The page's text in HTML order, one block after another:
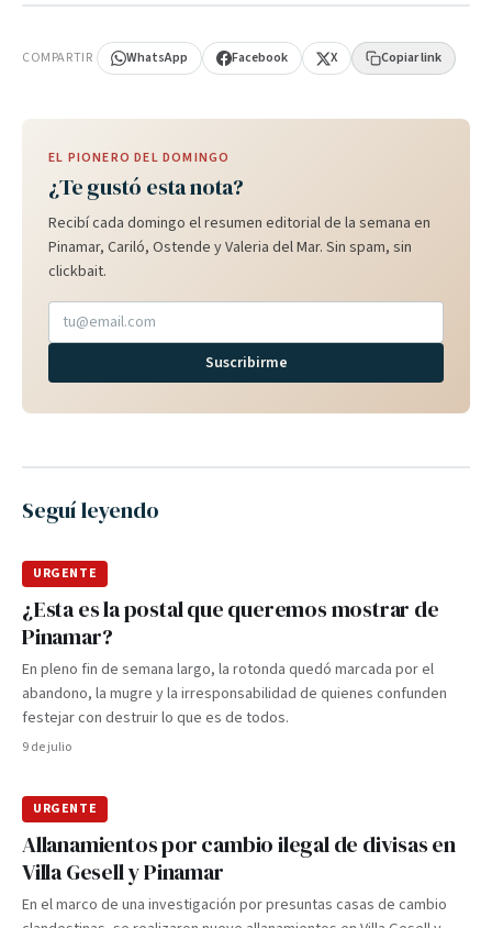
COMPARTIR WhatsApp Facebook X Copiar link
EL PIONERO DEL DOMINGO
¿Te gustó esta nota?
Recibí cada domingo el resumen editorial de la semana en
Pinamar, Cariló, Ostende y Valeria del Mar. Sin spam, sin
clickbait.
Suscribirme
Seguí leyendo
URGENTE
¿Esta es la postal que queremos mostrar de
Pinamar?
En pleno fin de semana largo, la rotonda quedó marcada por el
abandono, la mugre y la irresponsabilidad de quienes confunden
festejar con destruir lo que es de todos.
9 de julio
URGENTE
Allanamientos por cambio ilegal de divisas en
Villa Gesell y Pinamar
En el marco de una investigación por presuntas casas de cambio